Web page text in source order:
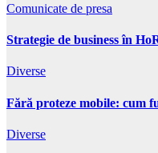
Comunicate de presa
Strategie de business în
Diverse
Fără proteze mobile: cum
Diverse